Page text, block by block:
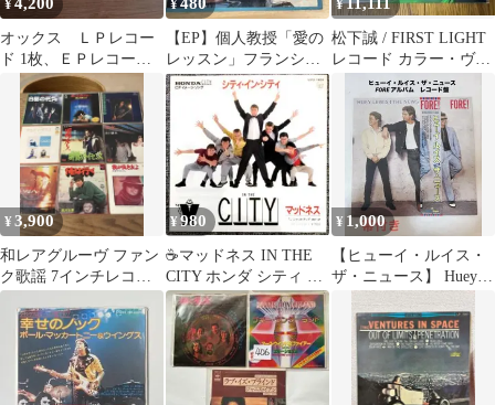
¥
オックス ＬＰレコー
ド 1枚、ＥＰレコード 4
枚セット
¥
【EP】個人教授「愛の
レッスン」フランシ
ス・レイ 映画サントラ
¥
松下誠 / FIRST LIGHT
レコード カラー・ヴァ
イナル
¥3,900
和レアグルーヴ ファン
ク歌謡 7インチレコー
ド 9枚セット まとめ売
り 昭和歌謡
¥980
☕マッドネス IN THE
CITY ホンダ シティ イ
メージソング EP
¥ 1,000
【ヒューイ・ルイス・
ザ・ニュース】 Huey